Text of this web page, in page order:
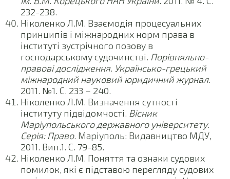
232-238.
Ніколенко Л.М. Взаємодія процесуальних
принципів і міжнародних норм права в
інституті зустрічного позову в
господарському судочинстві. Порівняльно-
правові дослідження. Українсько-грецький
міжнародний науковий юридичний журнал.
2011. №1. С. 233 – 240.
Ніколенко Л.М. Визначення сутності
інституту підвідомчості. Вісник
Маріупольського державного університету.
Серія: Право. Маріуполь: Видавництво МДУ,
2011. Вип.1. С. 79-85.
Ніколенко Л.М. Поняття та ознаки судових
помилок, які є підставою перегляду судових